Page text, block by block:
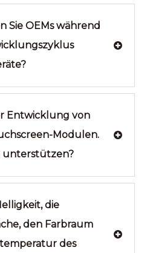
Sie OEMs während
Entwicklung von
Modulen.
unterstützen?
die
den Farbraum
des